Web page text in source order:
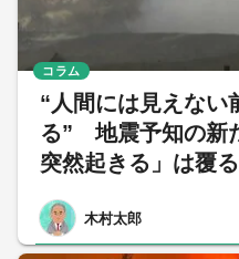
“人間には見えない
る” 地震予知の新
突然起きる」は覆
木村太郎
コラム